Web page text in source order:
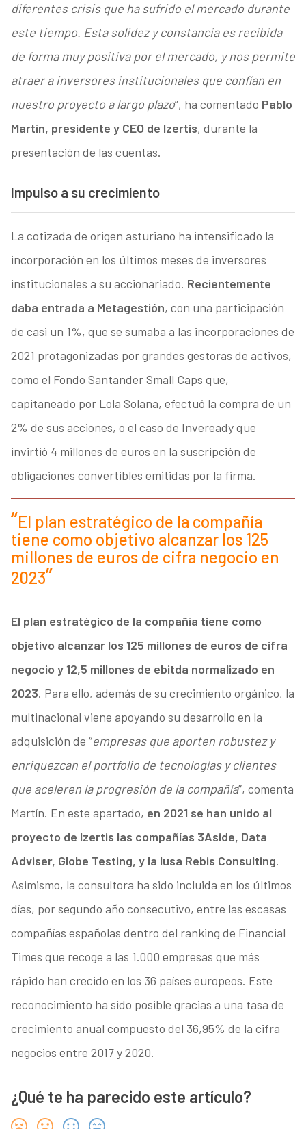
diferentes crisis que ha sufrido el mercado durante
este tiempo. Esta solidez y constancia es recibida
de forma muy positiva por el mercado, y nos permite
atraer a inversores institucionales que confían en
nuestro proyecto a largo plazo”, ha comentado Pablo
Martín, presidente y CEO de Izertis, durante la
presentación de las cuentas.
Impulso a su crecimiento
La cotizada de origen asturiano ha intensificado la
incorporación en los últimos meses de inversores
institucionales a su accionariado. Recientemente
daba entrada a Metagestión, con una participación
de casi un 1%, que se sumaba a las incorporaciones de
2021 protagonizadas por grandes gestoras de activos,
como el Fondo Santander Small Caps que,
capitaneado por Lola Solana, efectuó la compra de un
2% de sus acciones, o el caso de Inveready que
invirtió 4 millones de euros en la suscripción de
obligaciones convertibles emitidas por la firma.
El plan estratégico de la compañía
tiene como objetivo alcanzar los 125
millones de euros de cifra negocio en
2023
El plan estratégico de la compañía tiene como
objetivo alcanzar los 125 millones de euros de cifra
negocio y 12,5 millones de ebitda normalizado en
2023. Para ello, además de su crecimiento orgánico, la
multinacional viene apoyando su desarrollo en la
adquisición de “empresas que aporten robustez y
enriquezcan el portfolio de tecnologías y clientes
que aceleren la progresión de la compañía”, comenta
Martín. En este apartado, en 2021 se han unido al
proyecto de Izertis las compañías 3Aside, Data
Adviser, Globe Testing, y la lusa Rebis Consulting.
Asimismo, la consultora ha sido incluida en los últimos
días, por segundo año consecutivo, entre las escasas
compañías españolas dentro del ranking de Financial
Times que recoge a las 1.000 empresas que más
rápido han crecido en los 36 países europeos. Este
reconocimiento ha sido posible gracias a una tasa de
crecimiento anual compuesto del 36,95% de la cifra
negocios entre 2017 y 2020.
¿Qué te ha parecido este artículo?